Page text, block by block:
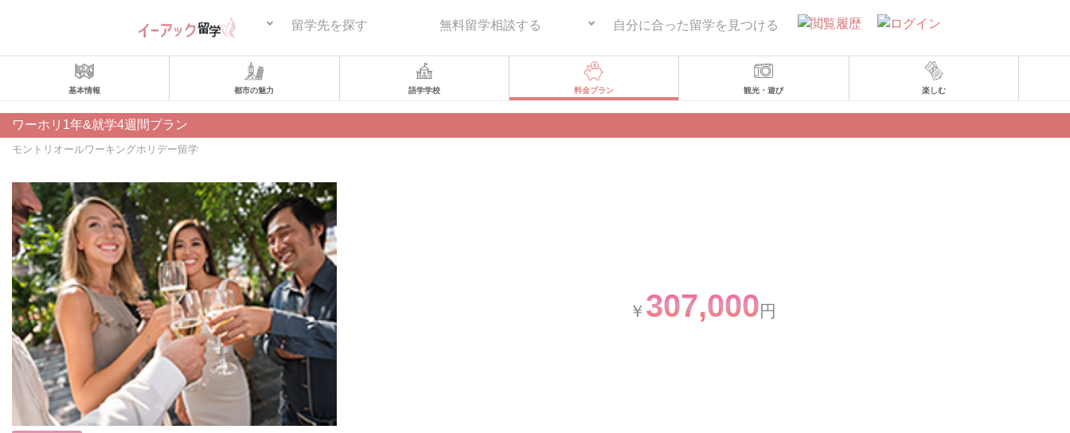
留学先を探す 無料留学相談する 自分に合った留学を見つける
基本情報 都市の魅力 語学学校 料金プラン 観光・遊び 楽しむ
ワーホリ1年&就学4週間プラン
モントリオールワーキングホリデー留学
￥ 307,000円